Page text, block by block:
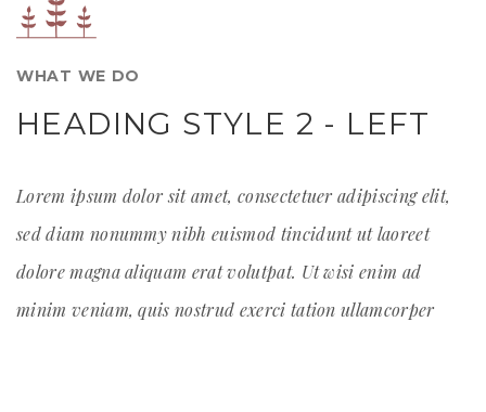
WHAT WE DO
HEADING STYLE 2 - LEFT
Lorem ipsum dolor sit amet, consectetuer adipiscing elit,
sed diam nonummy nibh euismod tincidunt ut laoreet
dolore magna aliquam erat volutpat. Ut wisi enim ad
minim veniam, quis nostrud exerci tation ullamcorper